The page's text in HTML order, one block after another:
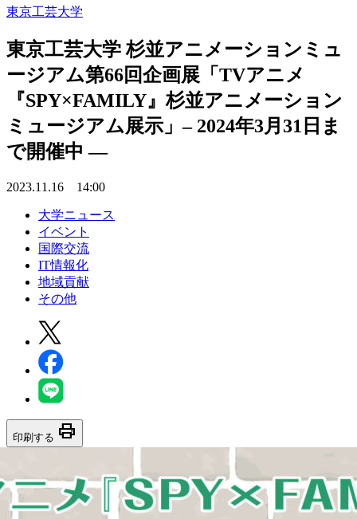
東京工芸大学
東京工芸大学 杉並アニメーションミュ
ージアム第66回企画展「TVアニメ
『SPY×FAMILY』杉並アニメーション
ミュージアム展示」– 2024年3月31日ま
で開催中 —
2023.11.16 14:00
大学ニュース
イベント
国際交流
IT情報化
地域貢献
その他
印刷する print